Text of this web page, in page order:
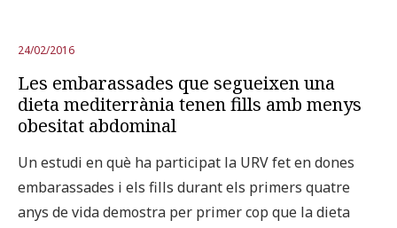
24/02/2016
Les embarassades que segueixen una
dieta mediterrània tenen fills amb menys
obesitat abdominal
Un estudi en què ha participat la URV fet en dones
embarassades i els fills durant els primers quatre
anys de vida demostra per primer cop que la dieta